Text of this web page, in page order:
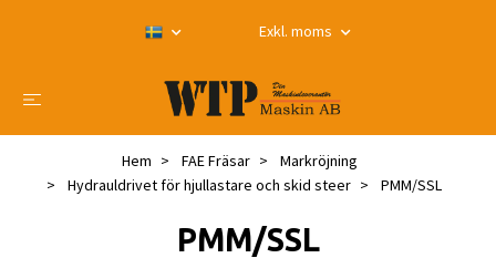
Exkl. moms
Hem FAE Fräsar
Markröjning
Hydrauldrivet för hjullastare och skid steer
PMM/SSL
PMM/SSL